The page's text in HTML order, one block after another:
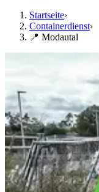
Startseite›
Containerdienst›
📍 Modautal